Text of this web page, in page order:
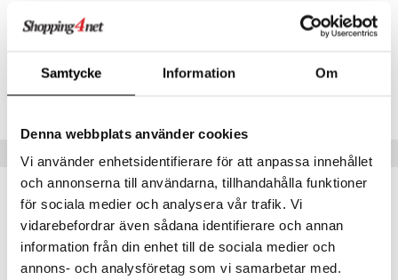
Samtycke Information Om
Denna webbplats använder cookies
Vi använder enhetsidentifierare för att anpassa innehållet
och annonserna till användarna, tillhandahålla funktioner
för sociala medier och analysera vår trafik. Vi
vidarebefordrar även sådana identifierare och annan
information från din enhet till de sociala medier och
annons- och analysföretag som vi samarbetar med.
Artikelnr
Lägsta pris senaste 30 dagarna: 516 kr
Tips till dig
& Täcken
& Örngott
insektsskydd